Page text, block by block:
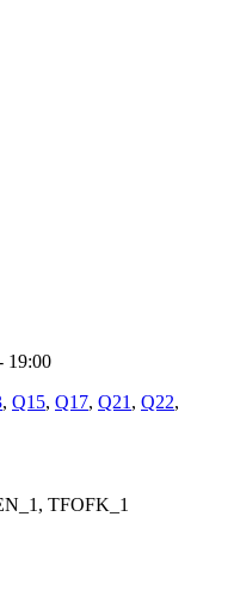
19:00
, Q15, Q17, Q21 , Q22,
TFOFK_1